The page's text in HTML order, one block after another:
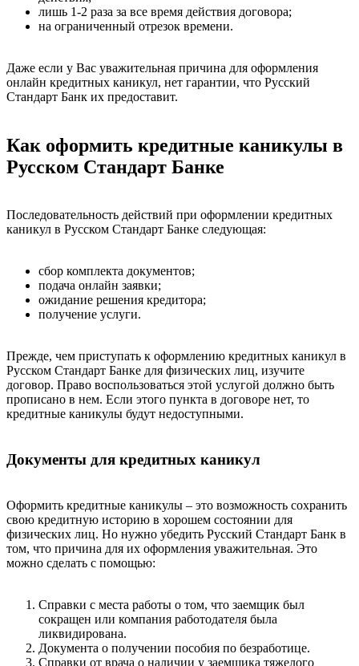
лишь 1-2 раза за все время действия договора;
на ограниченный отрезок времени.
Даже если у Вас уважительная причина для оформления
онлайн кредитных каникул, нет гарантии, что Русский
Стандарт Банк их предоставит.
Как оформить кредитные каникулы в
Русском Стандарт Банке
Последовательность действий при оформлении кредитных
каникул в Русском Стандарт Банке следующая:
сбор комплекта документов;
подача онлайн заявки;
ожидание решения кредитора;
получение услуги.
Прежде, чем приступать к оформлению кредитных каникул в
Русском Стандарт Банке для физических лиц, изучите
договор. Право воспользоваться этой услугой должно быть
прописано в нем. Если этого пункта в договоре нет, то
кредитные каникулы будут недоступными.
Документы для кредитных каникул
Оформить кредитные каникулы – это возможность сохранить
свою кредитную историю в хорошем состоянии для
физических лиц. Но нужно убедить Русский Стандарт Банк в
том, что причина для их оформления уважительная. Это
можно сделать с помощью:
Справки с места работы о том, что заемщик был
сокращен или компания работодателя была
ликвидирована.
Документа о получении пособия по безработице.
Справки от врача о наличии у заемщика тяжелого